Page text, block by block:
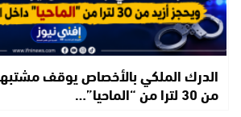
الدرك الملكي بالأخصاص يوقف
من 30 لترا من “الماحيا”…